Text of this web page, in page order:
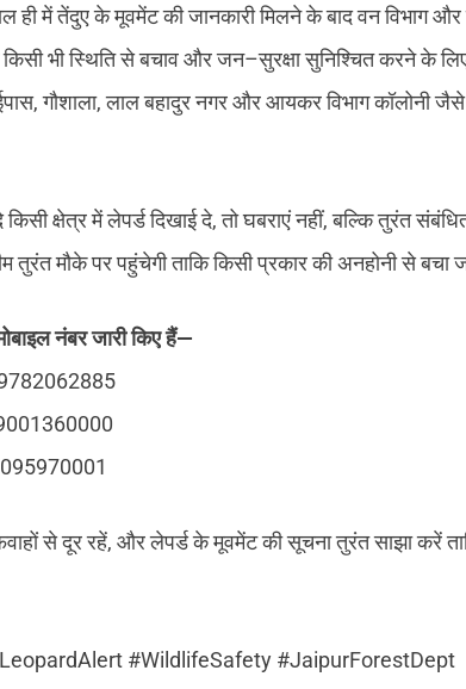
ही में तेंदुए के मूवमेंट की जानकारी मिलने के बाद वन विभाग
भी स्थिति से बचाव और जन–सुरक्षा सुनिश्चित करने के लिए
गौशाला, लाल बहादुर नगर और आयकर विभाग कॉलोनी
क्षेत्र में लेपर्ड दिखाई दे, तो घबराएं नहीं, बल्कि तुरंत
तुरंत मौके पर पहुंचेगी ताकि किसी प्रकार की अनहोनी से बचा
नंबर जारी किए हैं—
9782062885
9001360000
से दूर रहें, और लेपर्ड के मूवमेंट की सूचना तुरंत साझा करें
#WildlifeSafety #JaipurForestDept